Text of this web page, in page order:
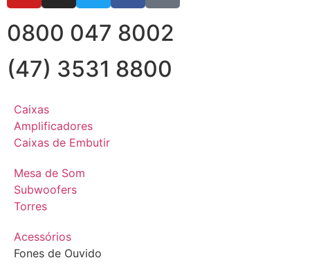
0800 047 8002
(47) 3531 8800
Caixas
Amplificadores
Caixas de Embutir
Mesa de Som
Subwoofers
Torres
Acessórios
Fones de Ouvido